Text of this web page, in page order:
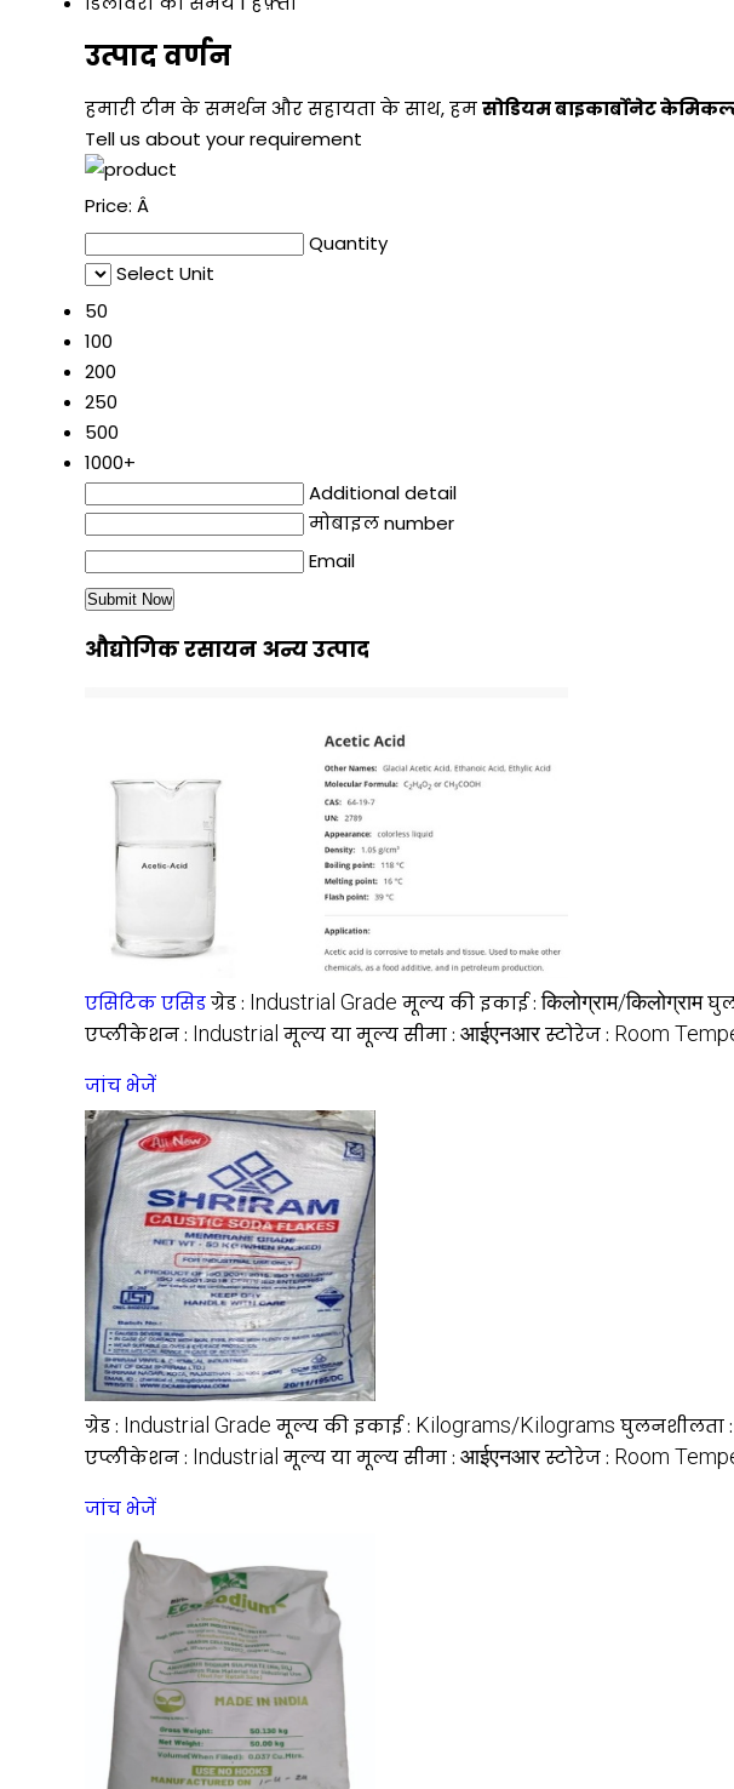
उत्पाद वर्णन
हमारी टीम के समर्थन और सहायता के साथ, हमसोडियम बाइकार्बोनेट
Tell us about your requirement
Price: Â
Quantity
Select Unit
50
100
200
250
500
1000+
Additional detail
मोबाइल number
Email
औद्योगिक रसायन अन्य उत्पाद
एसिटिक एसिडग्रेड : Industrial Grade मूल्य की इकाई :किलोग्राम/किलोग्राम
एप्लीकेशन : Industrial मूल्य या मूल्य सीमा : आईएनआरस्टोरेज : Room
जांच भेजें
ग्रेड : Industrial Grade मूल्य की इकाई : Kilograms/Kilograms घुलनशीलता :
एप्लीकेशन : Industrial मूल्य या मूल्य सीमा : आईएनआरस्टोरेज : Room
जांच भेजें